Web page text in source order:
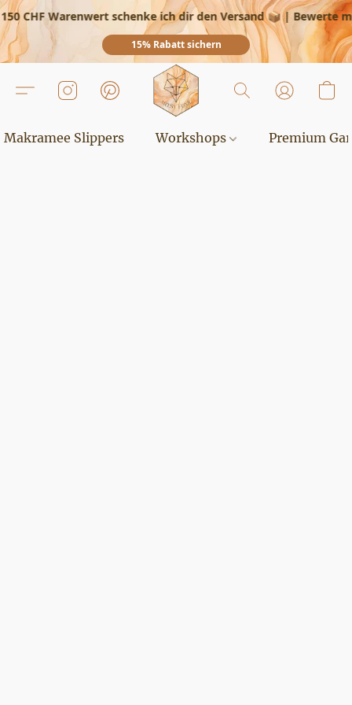
CHF Warenwert schenke ich dir den Versand 📦|Bewerte
15% Rabatt sichern
Makramee Slippers Workshops Premium